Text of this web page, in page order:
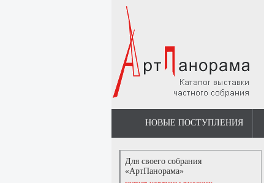
НОВЫЕ ПОСТУПЛЕНИЯ
Для своего собрания
«АртПанорама»